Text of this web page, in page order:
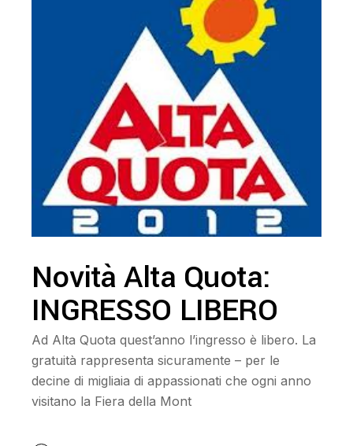
Novità Alta Quota:
INGRESSO LIBERO
Ad Alta Quota quest’anno l’ingresso è libero. La
gratuità rappresenta sicuramente – per le
decine di migliaia di appassionati che ogni anno
visitano la Fiera della Mont